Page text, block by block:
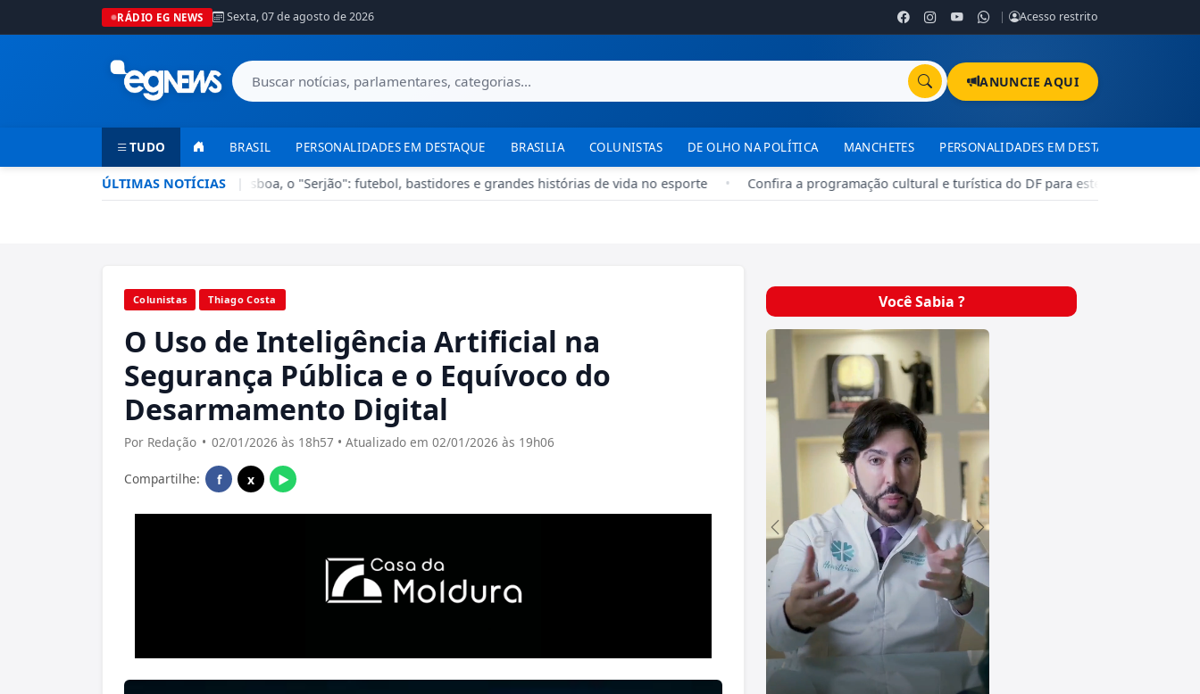
RÁDIO EG NEWS Sexta, 07 de agosto de 2026 | Acesso restrito
ANUNCIE AQUI
TUDO BRASIL PERSONALIDADES EM DESTAQUE BRASILIA COLUNISTAS DE OLHO NA POLÍTICA MANCHETES PERSONALIDADES EM DESTAQUE
ÚLTIMAS NOTÍCIAS |
Esporte em Ação recebe Sérgio Lisboa, o "Serjão": futebol, bastidores e grandes histórias de vida no esporte • Confira a programação cultural e turística do DF para este fim de semana
Colunistas Thiago Costa
O Uso de Inteligência Artificial na
Segurança Pública e o Equívoco do
Desarmamento Digital
Por Redação • 02/01/2026 às 18h57 • Atualizado em 02/01/2026 às 19h06
Compartilhe: f x ▶
Você Sabia ?